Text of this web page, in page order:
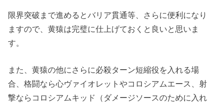
限界突破まで進めるとバリア貫通等、さらに便利になり
ますので、黄猿は完璧に仕上げておくと良いと思いま
す。
また、黄猿の他にさらに必殺ターン短縮役を入れる場
合、格闘なら心ヴァイオレットやコロシアムエース、射
撃ならコロシアムキッド（ダメージソースのために入れ